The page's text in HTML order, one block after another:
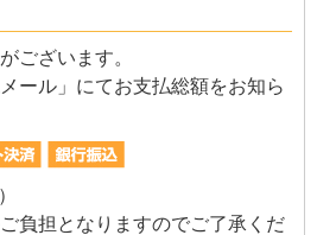
ございます。
ール」にてお支払総額をお知ら
負担となりますのでご了承くだ